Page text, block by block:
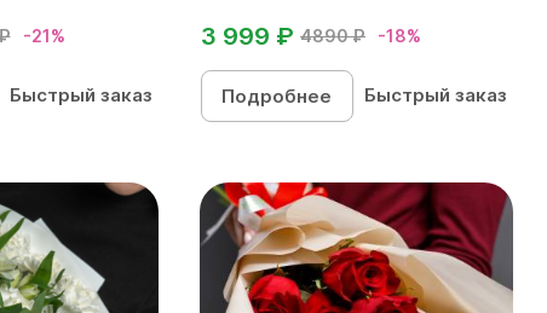
-21%
Быстрый заказ
4890 ₽ -18%
3 999 ₽
Подробнее Быстрый заказ